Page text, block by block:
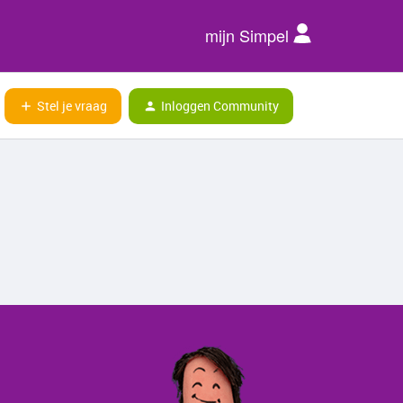
mijn Simpel
Stel je vraag Inloggen Community